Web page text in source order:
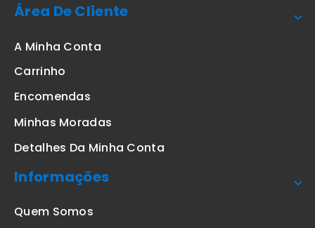
Área De Cliente
A Minha Conta
Carrinho
Encomendas
Minhas Moradas
Detalhes Da Minha Conta
Informações
Quem Somos